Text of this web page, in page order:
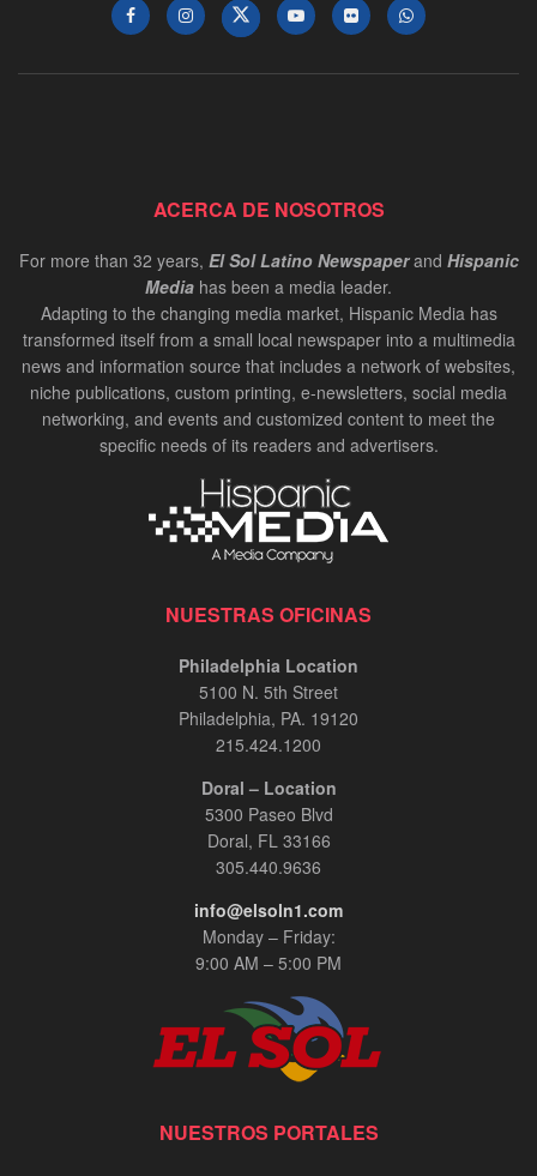
ACERCA DE NOSOTROS
For more than 32 years, El Sol Latino Newspaperand Hispanic
Media has been a media leader.
Adapting to the changing media market, Hispanic Media has
transformed itself from a small local newspaper into a multimedia
news and information source that includes a network of websites,
niche publications, custom printing, e-newsletters, social media
networking, and events and customized content to meet the
specific needs of its readers and advertisers.
NUESTRAS OFICINAS
Philadelphia Location
5100 N. 5th Street
Philadelphia, PA. 19120
215.424.1200
Doral – Location
5300 Paseo Blvd
Doral, FL 33166
305.440.9636
info@elsoln1.com
Monday – Friday:
9:00 AM – 5:00 PM
NUESTROS PORTALES